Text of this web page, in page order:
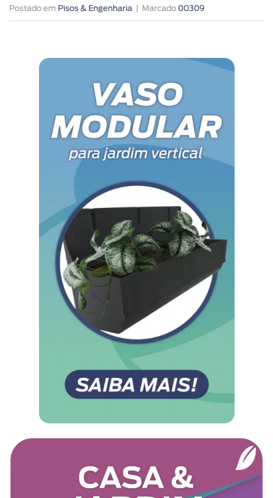
Postado em Pisos & Engenharia Marcado 00309